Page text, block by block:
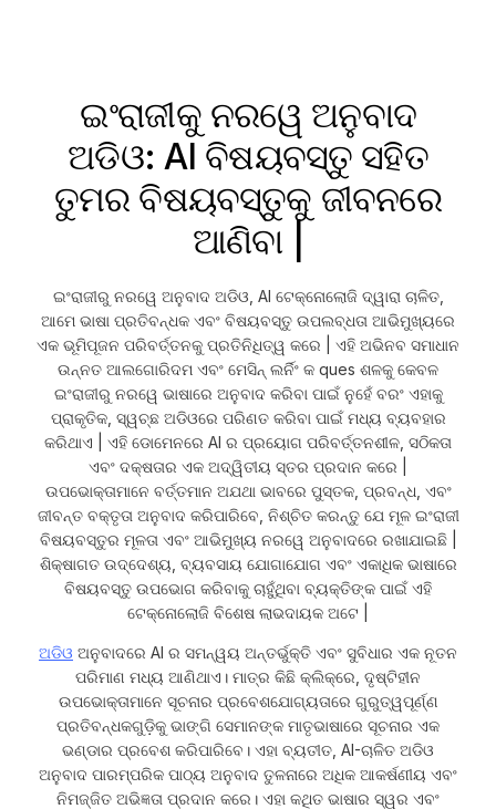
ଇଂରାଜୀକୁ ନରୱେ ଅନୁବାଦ
ଅଡିଓ: AI ବିଷୟବସ୍ତୁ ସହିତ
ତୁମର ବିଷୟବସ୍ତୁକୁ ଜୀବନରେ
ଆଣିବା |
ଇଂରାଜୀରୁ ନରୱେ ଅନୁବାଦ ଅଡିଓ, AI ଟେକ୍ନୋଲୋଜି ଦ୍ୱାରା ଚାଳିତ,
ଆମେ ଭାଷା ପ୍ରତିବନ୍ଧକ ଏବଂ ବିଷୟବସ୍ତୁ ଉପଲବ୍ଧତା ଆଭିମୁଖ୍ୟରେ
ଏକ ଭୂମିପୂଜନ ପରିବର୍ତ୍ତନକୁ ପ୍ରତିନିଧିତ୍ୱ କରେ | ଏହି ଅଭିନବ ସମାଧାନ
ଉନ୍ନତ ଆଲଗୋରିଦମ ଏବଂ ମେସିନ୍ ଲର୍ନିଂ କ ques ଶଳକୁ କେବଳ
ଇଂରାଜୀରୁ ନରୱେ ଭାଷାରେ ଅନୁବାଦ କରିବା ପାଇଁ ନୁହେଁ ବରଂ ଏହାକୁ
ପ୍ରାକୃତିକ, ସ୍ୱଚ୍ଛ ଅଡିଓରେ ପରିଣତ କରିବା ପାଇଁ ମଧ୍ୟ ବ୍ୟବହାର
କରିଥାଏ | ଏହି ଡୋମେନରେ AI ର ପ୍ରୟୋଗ ପରିବର୍ତ୍ତନଶୀଳ, ସଠିକତା
ଏବଂ ଦକ୍ଷତାର ଏକ ଅଦ୍ୱିତୀୟ ସ୍ତର ପ୍ରଦାନ କରେ |
ଉପଭୋକ୍ତାମାନେ ବର୍ତ୍ତମାନ ଅଯଥା ଭାବରେ ପୁସ୍ତକ, ପ୍ରବନ୍ଧ, ଏବଂ
ଜୀବନ୍ତ ବକ୍ତୃତା ଅନୁବାଦ କରିପାରିବେ, ନିଶ୍ଚିତ କରନ୍ତୁ ଯେ ମୂଳ ଇଂରାଜୀ
ବିଷୟବସ୍ତୁର ମୂଳତା ଏବଂ ଆଭିମୁଖ୍ୟ ନରୱେ ଅନୁବାଦରେ ରଖାଯାଇଛି |
ଶିକ୍ଷାଗତ ଉଦ୍ଦେଶ୍ୟ, ବ୍ୟବସାୟ ଯୋଗାଯୋଗ ଏବଂ ଏକାଧିକ ଭାଷାରେ
ବିଷୟବସ୍ତୁ ଉପଭୋଗ କରିବାକୁ ଚାହୁଁଥିବା ବ୍ୟକ୍ତିଙ୍କ ପାଇଁ ଏହି
ଟେକ୍ନୋଲୋଜି ବିଶେଷ ଲାଭଦାୟକ ଅଟେ |
ଅଡିଓ ଅନୁବାଦରେ AI ର ସମନ୍ୱୟ ଅନ୍ତର୍ଭୁକ୍ତି ଏବଂ ସୁବିଧାର ଏକ ନୂତନ
ପରିମାଣ ମଧ୍ୟ ଆଣିଥାଏ। ମାତ୍ର କିଛି କ୍ଲିକ୍‌ରେ, ଦୃଷ୍ଟିହୀନ
ଉପଭୋକ୍ତାମାନେ ସୂଚନାର ପ୍ରବେଶଯୋଗ୍ୟତାରେ ଗୁରୁତ୍ୱପୂର୍ଣ୍ଣ
ପ୍ରତିବନ୍ଧକଗୁଡ଼ିକୁ ଭାଙ୍ଗି ସେମାନଙ୍କ ମାତୃଭାଷାରେ ସୂଚନାର ଏକ
ଭଣ୍ଡାର ପ୍ରବେଶ କରିପାରିବେ। ଏହା ବ୍ୟତୀତ, AI-ଚାଳିତ ଅଡିଓ
ଅନୁବାଦ ପାରମ୍ପରିକ ପାଠ୍ୟ ଅନୁବାଦ ତୁଳନାରେ ଅଧିକ ଆକର୍ଷଣୀୟ ଏବଂ
ନିମଜ୍ଜିତ ଅଭିଜ୍ଞତା ପ୍ରଦାନ କରେ। ଏହା କଥିତ ଭାଷାର ସ୍ୱର ଏବଂ